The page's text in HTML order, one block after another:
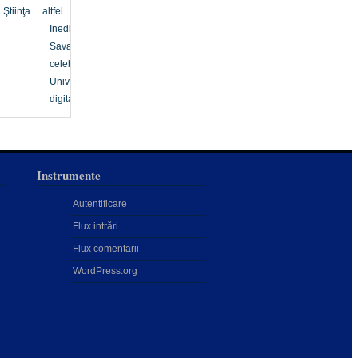
Ştiinţa… altfel
Inedit
Savanți
celebri
Univers
digital
Instrumente
Autentificare
Flux intrări
Flux comentarii
WordPress.org